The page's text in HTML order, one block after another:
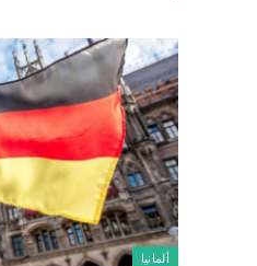
ألمانيا